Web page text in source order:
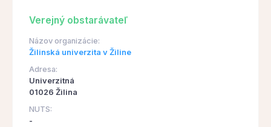
Verejný obstarávateľ
Názov organizácie:
Žilinská univerzita v Žiline
Adresa:
Univerzitná
01026 Žilina
NUTS:
-